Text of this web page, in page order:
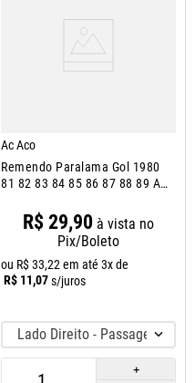
Ac Aco
Remendo Paralama Gol 1980
81 82 83 84 85 86 87 88 89 A
R$ 29,90 à vista no
Pix/Boleto
ou R$33,22 em até 3x de
R$ 11,07s/juros
Lado Direito - Passageiro
＋